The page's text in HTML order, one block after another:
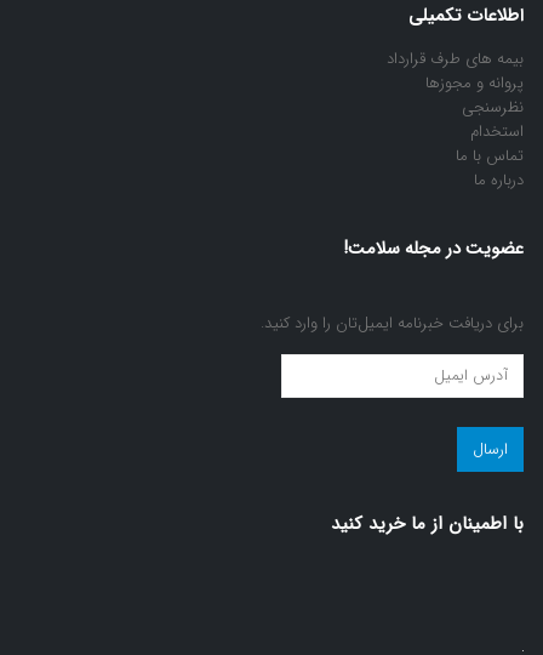
اطلاعات تکمیلی
بیمه های طرف قرارداد
پروانه و مجوزها
نظرسنجی
استخدام
تماس با ما
درباره ما
عضویت در مجله سلامت!
برای دریافت خبرنامه ایمیل‌تان را وارد کنید.
عضویت
در
مجله
سلامت!
با اطمينان از ما خريد كنيد